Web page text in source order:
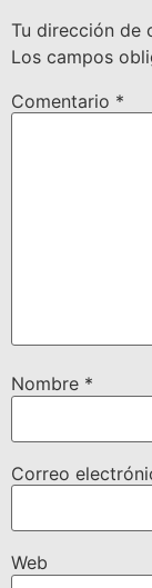
Tu dirección de
Los campos
Comentario *
Nombre *
Correo
Web